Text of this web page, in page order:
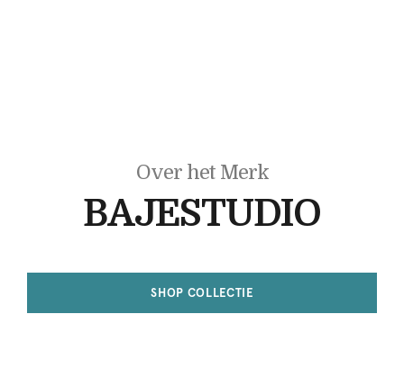
Over het Merk
BAJESTUDIO
SHOP COLLECTIE